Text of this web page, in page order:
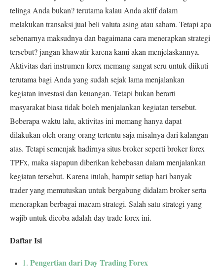
telinga Anda bukan? terutama kalau Anda aktif dalam
melakukan transaksi jual beli valuta asing atau saham. Tetapi apa
sebenarnya maksudnya dan bagaimana cara menerapkan strategi
tersebut? jangan khawatir karena kami akan menjelaskannya.
Aktivitas dari instrumen forex memang sangat seru untuk diikuti
terutama bagi Anda yang sudah sejak lama menjalankan
kegiatan investasi dan keuangan. Tetapi bukan berarti
masyarakat biasa tidak boleh menjalankan kegiatan tersebut.
Beberapa waktu lalu, aktivitas ini memang hanya dapat
dilakukan oleh orang-orang tertentu saja misalnya dari kalangan
atas. Tetapi semenjak hadirnya situs broker seperti broker forex
TPFx, maka siapapun diberikan kebebasan dalam menjalankan
kegiatan tersebut. Karena itulah, hampir setiap hari banyak
trader yang memutuskan untuk bergabung didalam broker serta
menerapkan berbagai macam strategi. Salah satu strategi yang
wajib untuk dicoba adalah day trade forex ini.
Daftar Isi
1. Pengertian dari Day Trading Forex